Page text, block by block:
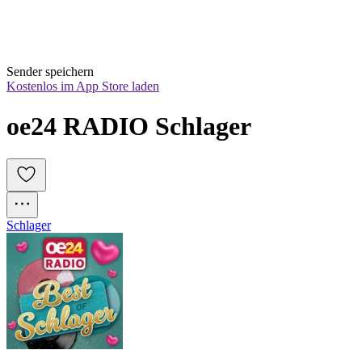
Sender speichern
Kostenlos im App Store laden
oe24 RADIO Schlager
Schlager